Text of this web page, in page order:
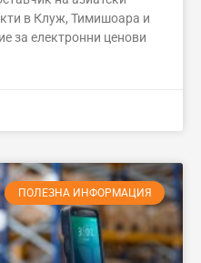
в Клуж, Тимишоара и
за електронни ценови
ПОЛЕЗНА ИНФОРМАЦИЯ